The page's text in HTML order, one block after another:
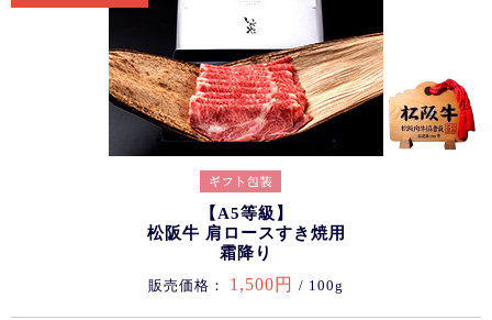
【A5等級】
松阪牛 肩ロースすき焼用
霜降り
販売価格： 1,500円 / 100g